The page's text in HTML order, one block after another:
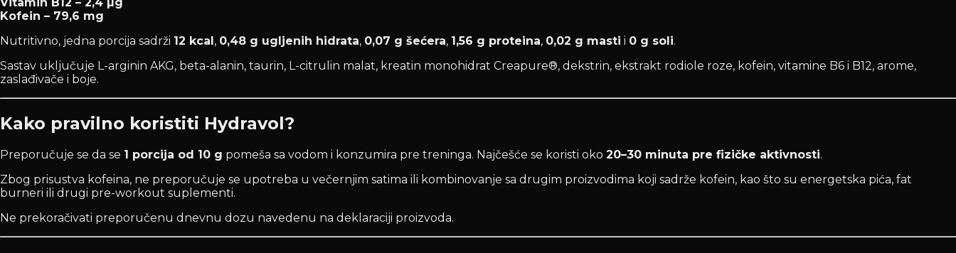
Kofein – 79,6 mg
Nutritivno, jedna porcija sadrži 12 kcal, 0,48 g ugljenih hidrata, 0,07 g šećera, 1,56 g proteina, 0,02 g masti i 0 g soli.
Sastav uključuje L-arginin AKG, beta-alanin, taurin, L-citrulin malat, kreatin monohidrat Creapure®, dekstrin, ekstrakt rodiole roze, kofein, vitamine B6 i B12, arome,
zaslađivače i boje.
Kako pravilno koristiti Hydravol?
Preporučuje se da se 1 porcija od 10 g pomeša sa vodom i konzumira pre treninga. Najčešće se koristi oko 20–30 minuta pre fizičke aktivnosti.
Zbog prisustva kofeina, ne preporučuje se upotreba u večernjim satima ili kombinovanje sa drugim proizvodima koji sadrže kofein, kao što su energetska pića, fat
burneri ili drugi pre-workout suplementi.
Ne prekoračivati preporučenu dnevnu dozu navedenu na deklaraciji proizvoda.